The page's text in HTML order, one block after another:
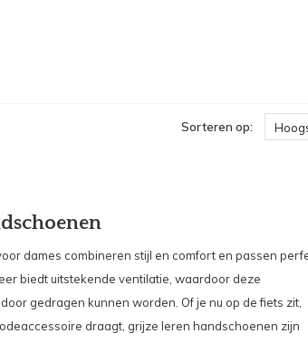
Sorteren op:
dames combineren stijl en comfort en passen
biedt uitstekende ventilatie, waardoor deze
gedragen kunnen worden. Of je nu op de fiets zit,
draagt, grijze leren handschoenen zijn